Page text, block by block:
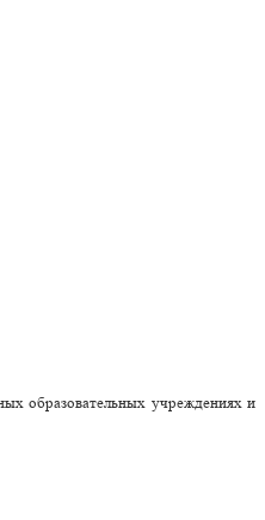
образовательных учреждениях и